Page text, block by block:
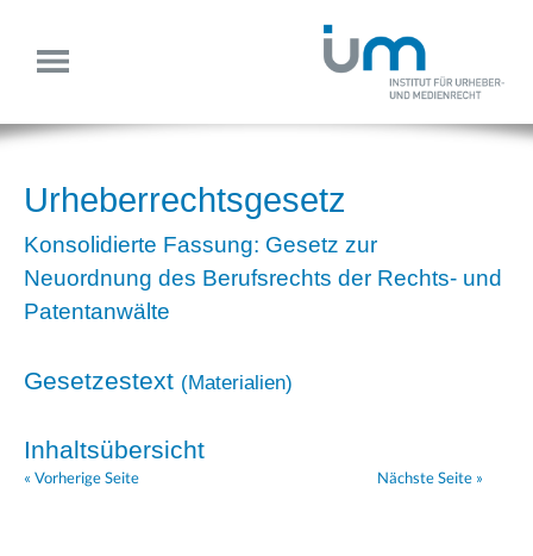
Urheberrechtsgesetz
Konsolidierte Fassung: Gesetz zur
Neuordnung des Berufsrechts der Rechts- und
Patentanwälte
Gesetzestext (Materialien)
Inhaltsübersicht
« Vorherige Seite Nächste Seite »